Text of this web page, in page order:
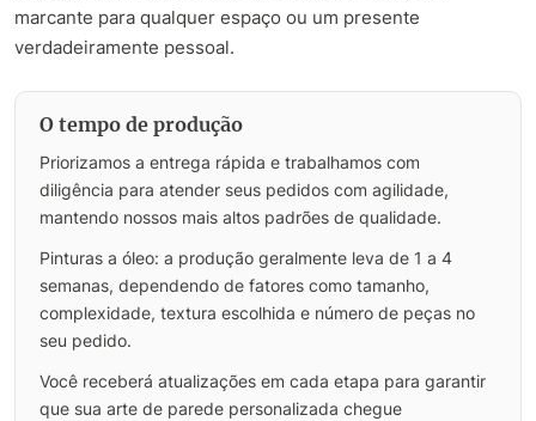
marcante para qualquer espaço ou um presente
verdadeiramente pessoal.
O tempo de produção
Priorizamos a entrega rápida e trabalhamos com
diligência para atender seus pedidos com agilidade,
mantendo nossos mais altos padrões de qualidade.
Pinturas a óleo: a produção geralmente leva de 1 a 4
semanas, dependendo de fatores como tamanho,
complexidade, textura escolhida e número de peças no
seu pedido.
Você receberá atualizações em cada etapa para garantir
que sua arte de parede personalizada chegue